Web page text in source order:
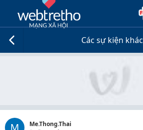
Các sự kiện khác
M
Me.Thong.Thai